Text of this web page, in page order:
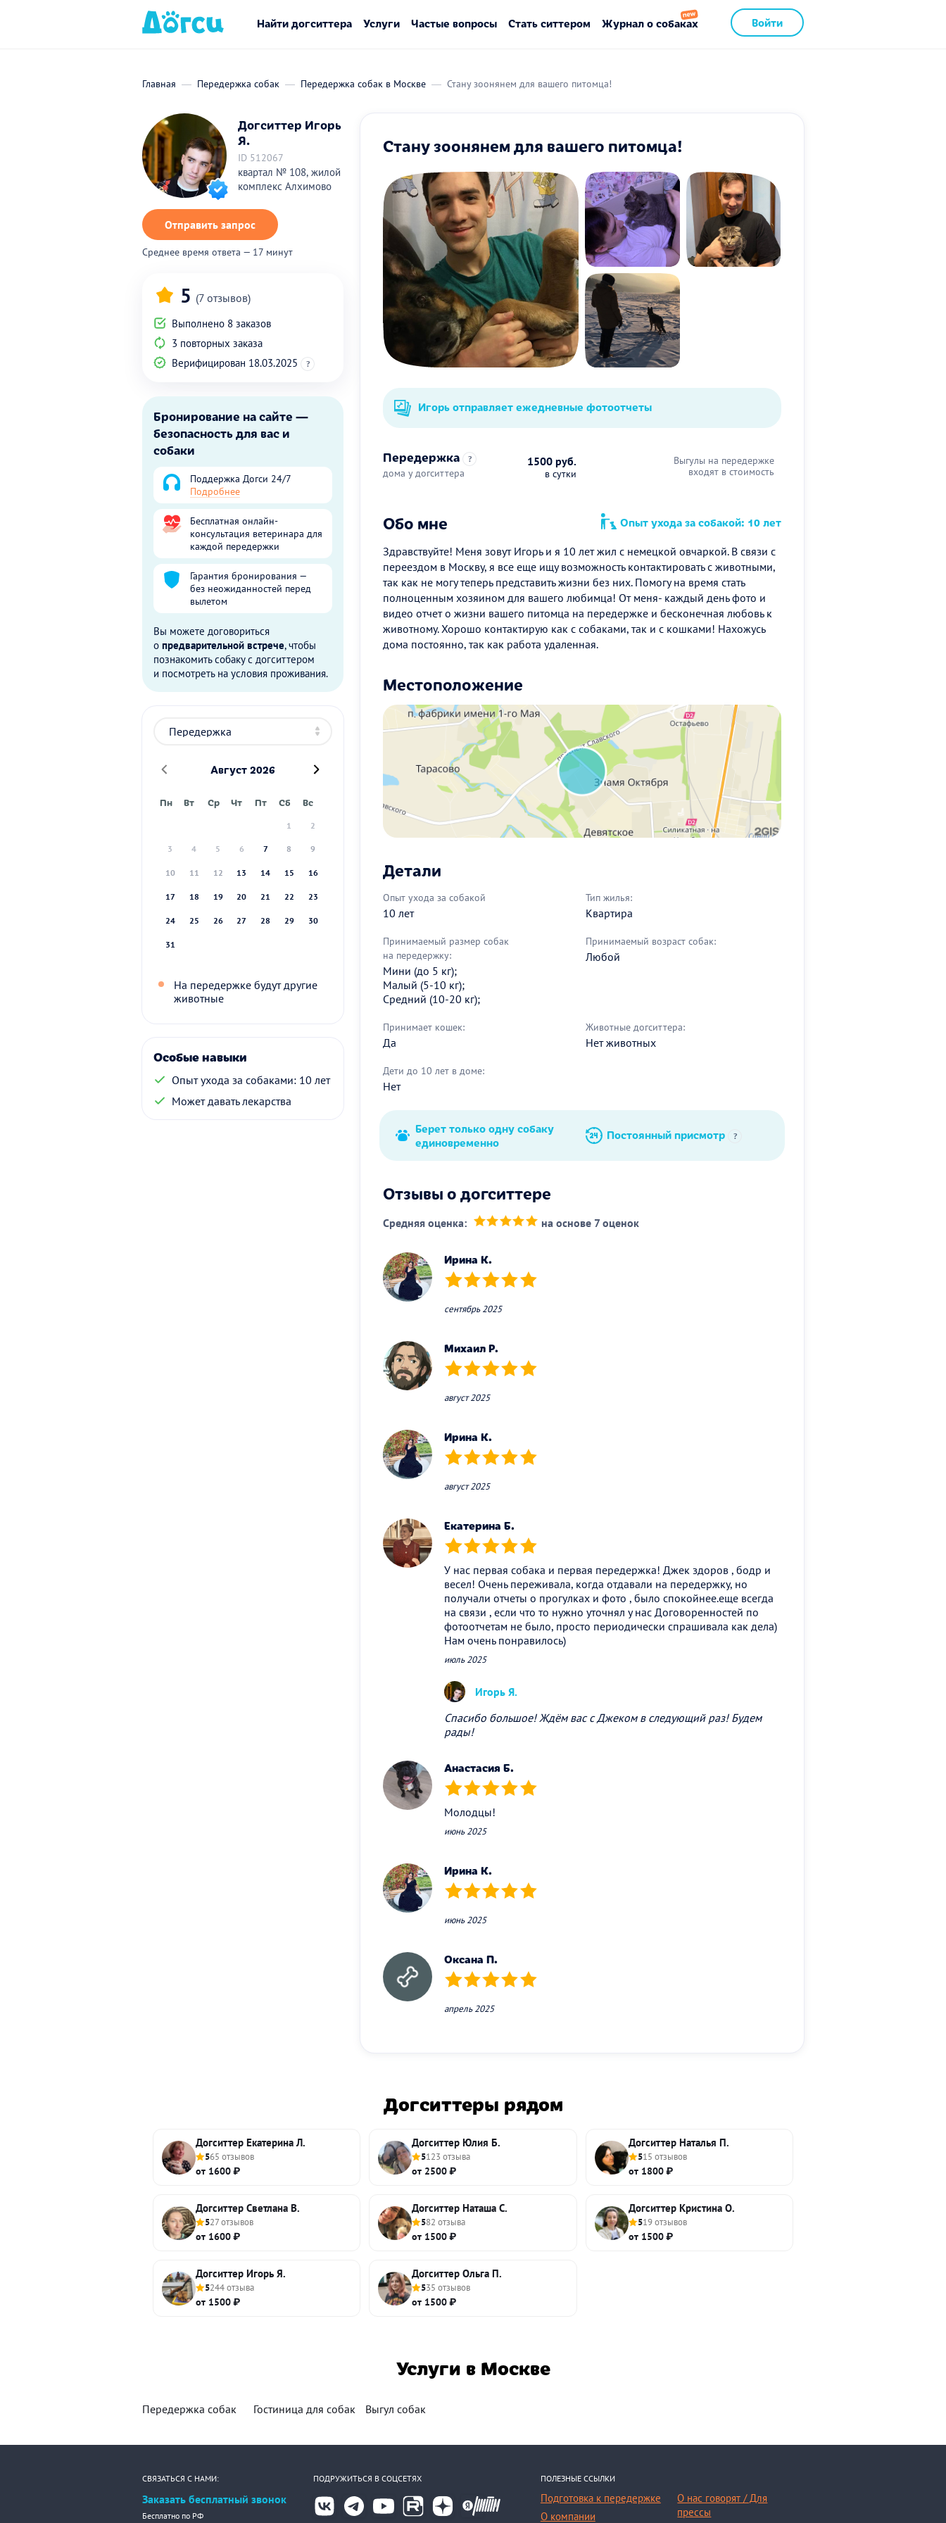
Войти
Найти догситтера Услуги Частые вопросы Стать ситтером Журнал о собаках
Главная Передержка собак Передержка собак в Москве Стану зоонянем для вашего питомца!
Догситтер Игорь
Я.
ID 512067
квартал № 108, жилой
комплекс Алхимово
Отправить запрос
Среднее время ответа — 17 минут
5 (7 отзывов)
Выполнено 8 заказов
3 повторных заказа
Верифицирован 18.03.2025
?
Бронирование на сайте —
безопасность для вас и
собаки
Поддержка Догси 24/7
Подробнее
Бесплатная онлайн-
консультация ветеринара для
каждой передержки
Гарантия бронирования —
без неожиданностей перед
вылетом
Вы можете договориться
о предварительной встрече, чтобы
познакомить собаку с догситтером
и посмотреть на условия проживания.
Август 2026
Пн Вт Ср Чт Пт Сб Вс
1 2
3 4 5 6 7 8 9
10 11 12 13 14 15 16
17 18 19 20 21 22 23
24 25 26 27 28 29 30
31
На передержке будут другие
животные
Особые навыки
Опыт ухода за собаками: 10 лет
Может давать лекарства
Стану зоонянем для вашего питомца!
Игорь отправляет ежедневные фотоотчеты
Передержка ?
дома у догситтера
1500 руб.
в сутки
Выгулы на передержке
входят в стоимость
Обо мне Опыт ухода за собакой: 10 лет
Здравствуйте! Меня зовут Игорь и я 10 лет жил с немецкой овчаркой. В связи с
переездом в Москву, я все еще ищу возможность контактировать с животными,
так как не могу теперь представить жизни без них. Помогу на время стать
полноценным хозяином для вашего любимца! От меня- каждый день фото и
видео отчет о жизни вашего питомца на передержке и бесконечная любовь к
животному. Хорошо контактирую как с собаками, так и с кошками! Нахожусь
дома постоянно, так как работа удаленная.
Местоположение
Детали
Опыт ухода за собакой
10 лет
Тип жилья:
Квартира
Принимаемый размер собак
на передержку:
Мини (до 5 кг);
Малый (5-10 кг);
Средний (10-20 кг);
Принимаемый возраст собак:
Любой
Принимает кошек:
Да
Животные догситтера:
Нет животных
Дети до 10 лет в доме:
Нет
Берет только одну собаку
единовременно
Постоянный присмотр ?
Отзывы о догситтере
Средняя оценка: на основе 7 оценок
Ирина К.
(*) (*) (*) (*) (*)
сентябрь 2025
Михаил Р.
(*) (*) (*) (*) (*)
август 2025
Ирина К.
(*) (*) (*) (*) (*)
август 2025
Екатерина Б.
(*) (*) (*) (*) (*)
У нас первая собака и первая передержка! Джек здоров , бодр и
весел! Очень переживала, когда отдавали на передержку, но
получали отчеты о прогулках и фото , было спокойнее.еще всегда
на связи , если что то нужно уточнял у нас Договоренностей по
фотоотчетам не было, просто периодически спрашивала как дела)
Нам очень понравилось)
июль 2025
Игорь Я.
Спасибо большое! Ждём вас с Джеком в следующий раз! Будем
рады!
Анастасия Б.
(*) (*) (*) (*) (*)
Молодцы!
июнь 2025
Ирина К.
(*) (*) (*) (*) (*)
июнь 2025
Оксана П.
(*) (*) (*) (*) (*)
апрель 2025
Догситтеры рядом
Догситтер Екатерина Л.
565 отзывов
от 1600 ₽
Догситтер Юлия Б.
5123 отзыва
от 2500 ₽
Догситтер Наталья П.
515 отзывов
от 1800 ₽
Догситтер Светлана В.
527 отзывов
от 1600 ₽
Догситтер Наташа С.
582 отзыва
от 1500 ₽
Догситтер Кристина О.
519 отзывов
от 1500 ₽
Догситтер Игорь Я.
5244 отзыва
от 1500 ₽
Догситтер Ольга П.
535 отзывов
от 1500 ₽
Услуги в Москве
Передержка собак Гостиница для собак Выгул собак
СВЯЗАТЬСЯ С НАМИ:
Заказать бесплатный звонок
Бесплатно по РФ
ПОДРУЖИТЬСЯ В СОЦСЕТЯХ ПОЛЕЗНЫЕ ССЫЛКИ
Подготовка к передержке
О компании
О нас говорят / Для
прессы